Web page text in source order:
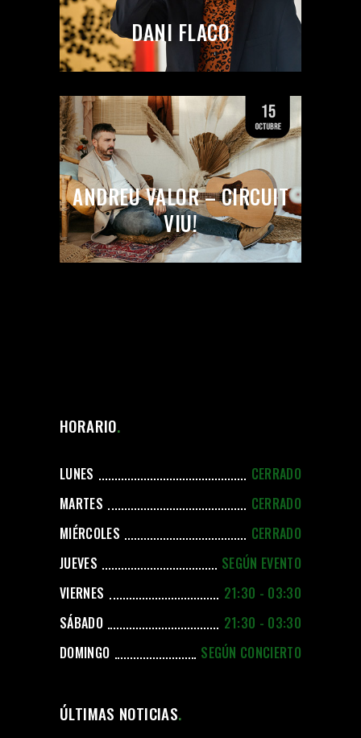
DANI FLACO
ANDREU VALOR – CIRCUIT
VIU!
HORARIO
LUNES
CERRADO
MARTES
CERRADO
MIÉRCOLES
CERRADO
JUEVES
SEGÚN EVENTO
VIERNES
21:30 - 03:30
SÁBADO
21:30 - 03:30
DOMINGO
SEGÚN CONCIERTO
ÚLTIMAS NOTICIAS